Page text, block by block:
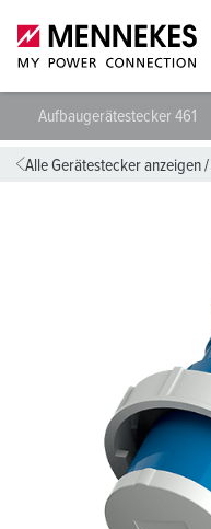
Aufbaugerätestecker 461
Alle Gerätestecker anzeigen/